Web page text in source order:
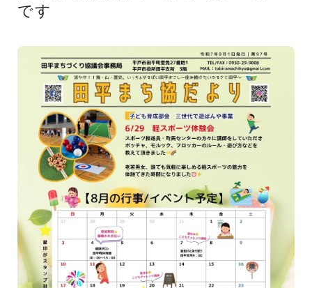
です